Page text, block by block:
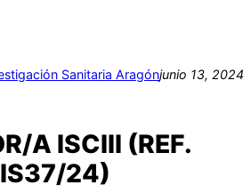
Sanitaria Aragónjunio 13, 2024
A ISCIII (REF.
24)